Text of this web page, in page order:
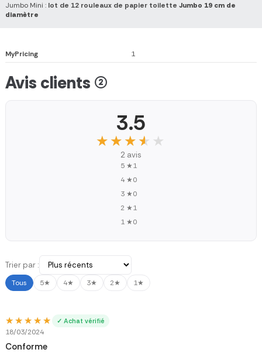
Jumbo Mini : lot de 12 rouleaux de papier toilette Jumbo 19 cm de
diamètre
MyPricing 1
Avis clients (2)
3.5
★★★★★
★★★★★
2 avis
5 ★1
4 ★0
3 ★0
2 ★1
1 ★0
Trier par :
Tous 5★ 4★ 3★ 2★ 1★
★★★★★
★★★★★ ✓ Achat vérifié
18/03/2024
Conforme